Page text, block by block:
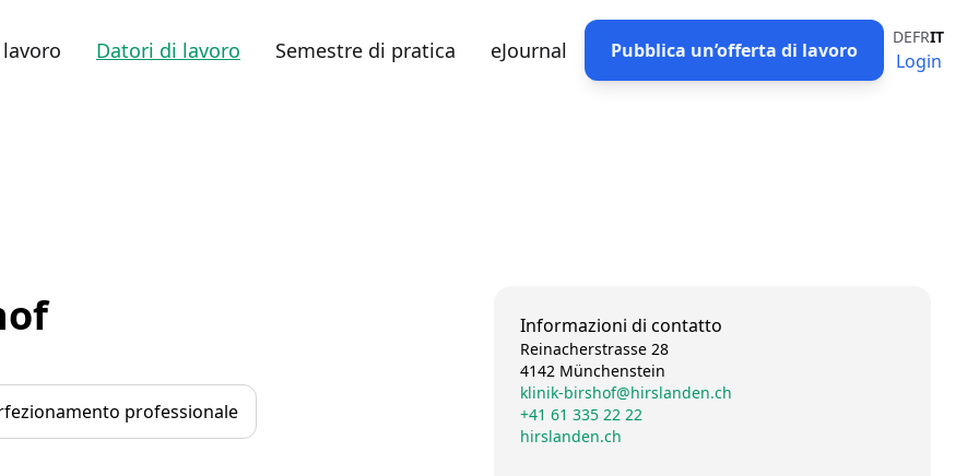
Datori di lavoro Semestre di pratica eJournal Pubblica un’offerta di lavoro
DEFRIT
Login
professionale
Informazioni di contatto
Reinacherstrasse 28
4142 Münchenstein
klinik-birshof@hirslanden.ch
+41 61 335 22 22
hirslanden.ch